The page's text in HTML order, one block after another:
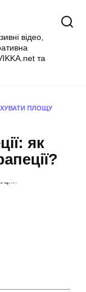
відео,
та
ПЛОЩУ
як